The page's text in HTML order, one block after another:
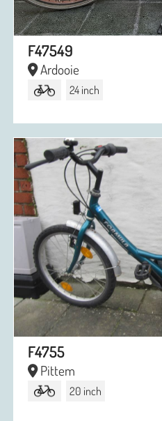
F47549
Ardooie
24 inch
F4755
Pittem
20 inch